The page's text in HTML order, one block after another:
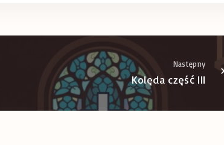
Następny
Kolęda część III